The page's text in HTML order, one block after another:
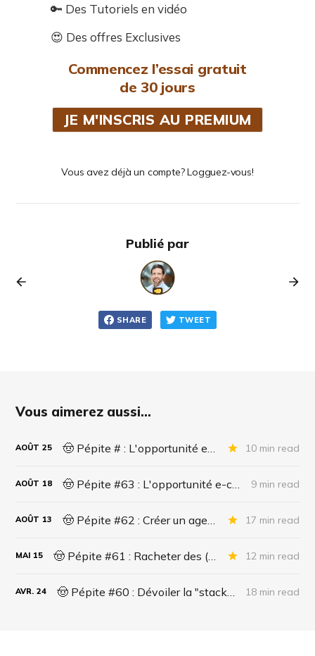
🔑 Des Tutoriels en vidéo
😍 Des offres Exclusives
Commencez l’essai gratuit
de 30 jours
JE M'INSCRIS AU PREMIUM
Vous avez déjà un compte? Logguez-vous!
Publié par
SHARE TWEET
Vous aimerez aussi...
AOÛT 25 10 min read
AOÛT 18 9 min read
AOÛT 13 17 min read
MAI 15 12 min read
AVR. 24 18 min read